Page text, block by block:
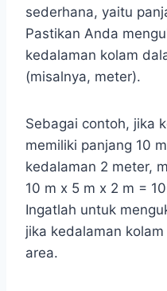
sederhana, yaitu
Pastikan Anda
kedalaman kolam
(misalnya, meter).
Sebagai contoh, jika
memiliki panjang 10
kedalaman 2 meter,
10 m x 5 m x 2 m =
Ingatlah untuk
jika kedalaman
area.